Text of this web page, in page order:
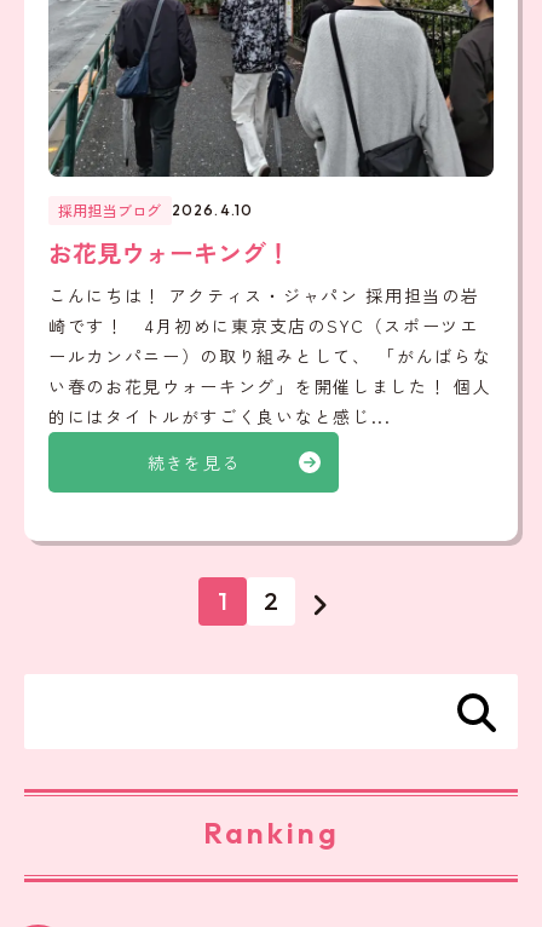
続きを見る
採用担当ブログ 2026.4.10
お花見ウォーキング！
こんにちは！ アクティス・ジャパン 採用担当の岩
崎です！ 4月初めに東京支店のSYC（スポーツエ
ールカンパニー）の取り組みとして、 「がんばらな
い春のお花見ウォーキング」を開催しました！ 個人
的にはタイトルがすごく良いなと感じ...
1 2
Ranking